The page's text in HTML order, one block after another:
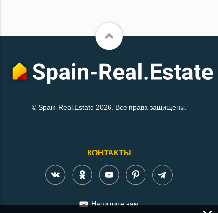
© Spain-Real.Estate 2026. Все права защищены.
КОНТАКТЫ
Напишите нам